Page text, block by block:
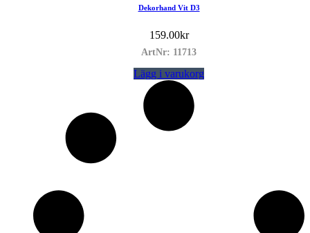
Dekorhand Vit D3
159.00kr
ArtNr: 11713
Lägg i varukorg